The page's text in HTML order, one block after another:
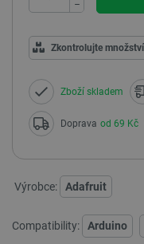
−
Zkontrolujte množství
Zboží skladem
Doprava od 69 Kč
Výrobce: Adafruit
Compatibility: Arduino